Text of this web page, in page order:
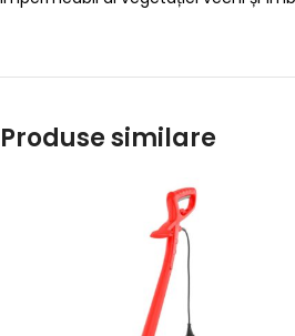
Produse similare